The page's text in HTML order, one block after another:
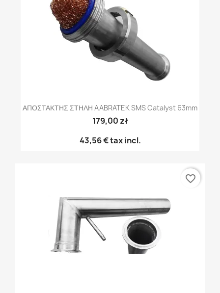
ΑΠΟΣΤΑΚΤΗΣ ΣΤΗΛΗ AABRATEK SMS Catalyst 63mm
179,00 zł
43,56 €tax incl.
favorite_border